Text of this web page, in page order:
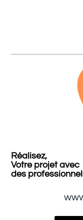
Réalisez,
Votre projet avec
des